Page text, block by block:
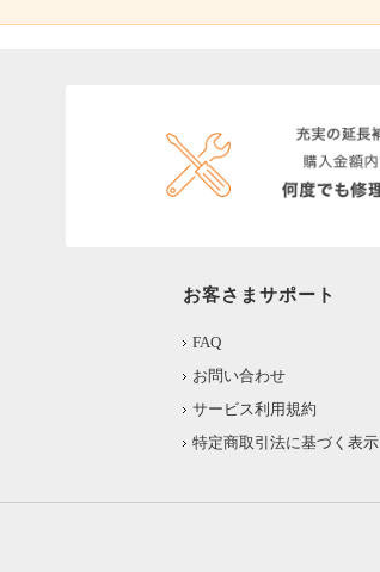
お客さまサポート
FAQ
お問い合わせ
サービス利用規約
特定商取引法に基づく表示